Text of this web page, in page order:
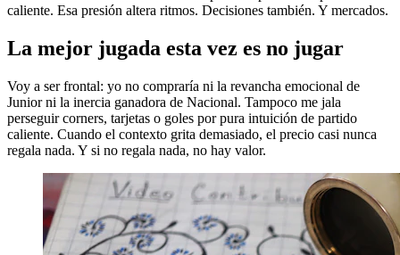
caliente. Esa presión altera ritmos. Decisiones también. Y mercados.
La mejor jugada esta vez es no jugar
Voy a ser frontal: yo no compraría ni la revancha emocional de
Junior ni la inercia ganadora de Nacional. Tampoco me jala
perseguir corners, tarjetas o goles por pura intuición de partido
caliente. Cuando el contexto grita demasiado, el precio casi nunca
regala nada. Y si no regala nada, no hay valor.